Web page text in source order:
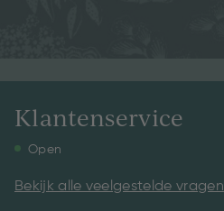
Klantenservice
Open
Bekijk alle veelgestelde vragen